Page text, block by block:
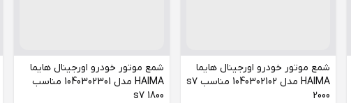
شمع موتور خودرو اورجینال هایما
HAIMA مدل 1040302102 مناسب s7
2000
شمع موتور خودرو اورجینال هایما
HAIMA مدل 1040302301 مناسب
s7 1800